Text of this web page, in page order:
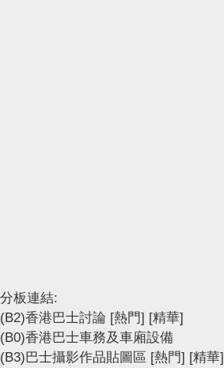
分板連結:
(B2)香港巴士討論 [熱門] [精華]
(B0)香港巴士車務及車廂設備
(B3)巴士攝影作品貼圖區 [熱門] [精華]